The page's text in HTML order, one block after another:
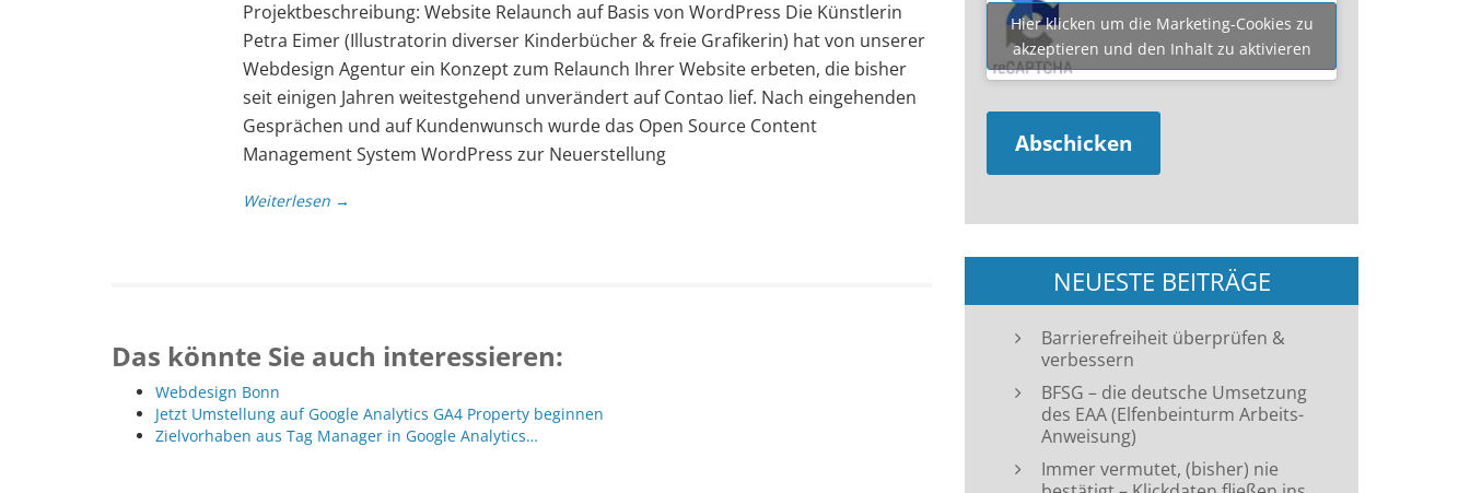
Projektbeschreibung: Website Relaunch auf Basis von WordPress Die Künstlerin
Petra Eimer (Illustratorin diverser Kinderbücher & freie Grafikerin) hat von unserer
Webdesign Agentur ein Konzept zum Relaunch Ihrer Website erbeten, die bisher
seit einigen Jahren weitestgehend unverändert auf Contao lief. Nach eingehenden
Gesprächen und auf Kundenwunsch wurde das Open Source Content
Management System WordPress zur Neuerstellung
Weiterlesen →
Das könnte Sie auch interessieren:
Webdesign Bonn
Jetzt Umstellung auf Google Analytics GA4 Property beginnen
Zielvorhaben aus Tag Manager in Google Analytics…
Hier klicken um die Marketing-Cookies zu
akzeptieren und den Inhalt zu aktivieren
NEUESTE BEITRÄGE
Barrierefreiheit überprüfen &
verbessern
BFSG – die deutsche Umsetzung
des EAA (Elfenbeinturm Arbeits-
Anweisung)
Immer vermutet, (bisher) nie